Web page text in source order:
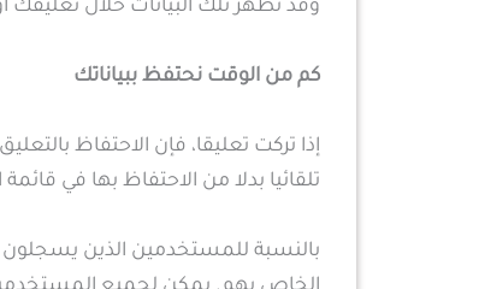
وقد تظهر تلك البيانات خلال
كم من الوقت نحتفظ ببياناتك
إذا تركت تعليقا، فإن الاحتفاظ
تلقائيا بدلا من الاحتفاظ بها في
بالنسبة للمستخدمين الذين يسجلون